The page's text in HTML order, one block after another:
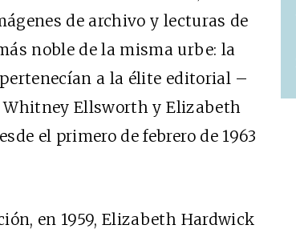
de archivo y lecturas de
noble de la misma urbe: la
a la élite editorial –
Whitney Ellsworth y Elizabeth
el primero de febrero de 1963
en 1959, Elizabeth Hardwick